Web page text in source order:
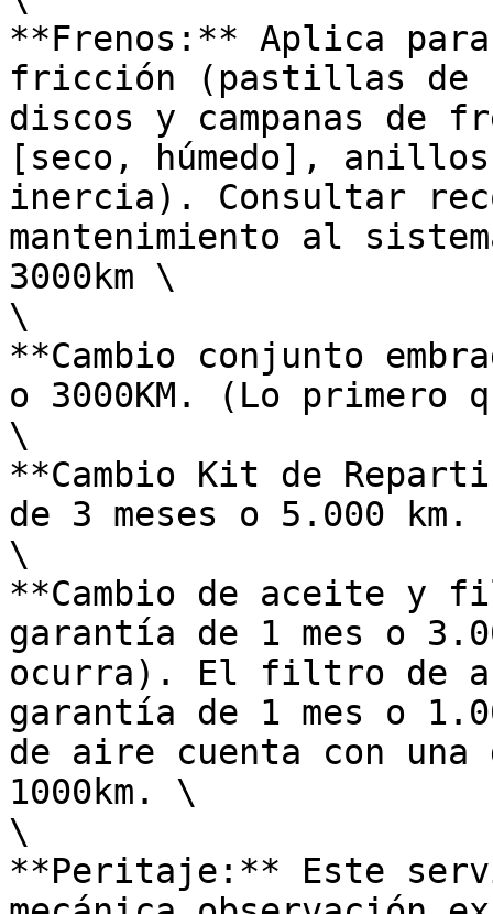
**Frenos:** Aplica
fricción (pastillas de
discos y campanas de
[seco, húmedo],
inercia). Consultar
mantenimiento al
3000km \
\
**Cambio conjunto
o 3000KM. (Lo primero
\
**Cambio Kit de
de 3 meses o 5.000
\
**Cambio de aceite y
garantía de 1 mes o
ocurra). El filtro de
garantía de 1 mes o
de aire cuenta con una
1000km. \
\
**Peritaje:** Este